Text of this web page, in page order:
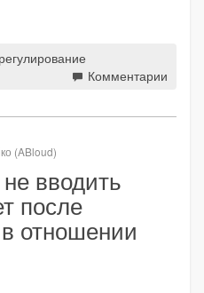
регулирование
Комментарии
(ABloud)
вводить
после
отношении